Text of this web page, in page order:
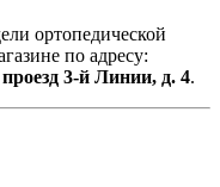
ортопедической
по адресу:
3-й Линии, д. 4.